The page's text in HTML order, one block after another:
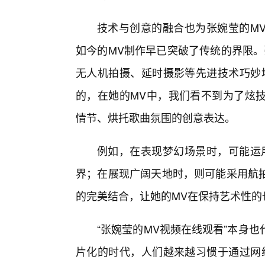
技术与创意的融合也为张婉莹的
如今的MV制作早已突破了传统的界限
无人机拍摄、延时摄影等先进技术巧
的，在她的MV中，我们看不到为了炫
情节、烘托歌曲氛围的创意表达。
例如，在表现梦幻场景时，可能
界；在展现广阔天地时，则可能采用
的完美结合，让她的MV在保持艺术性
“张婉莹的MV视频在线观看”本身
片化的时代，人们越来越习惯于通过